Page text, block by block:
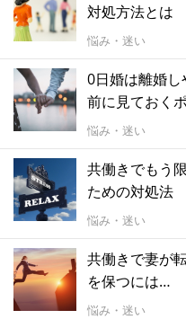
対処方法とは
悩み・迷い
0日婚は離婚
前に見ておく
悩み・迷い
共働きでもう
ための対処法
悩み・迷い
共働きで妻が
を保つには…
悩み・迷い